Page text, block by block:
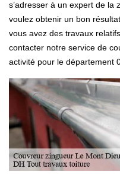
s’adresser à un expert de la
voulez obtenir un bon
vous avez des travaux
contacter notre service de
activité pour le département